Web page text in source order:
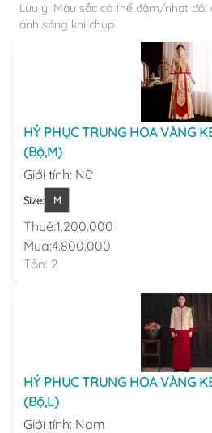
Lưu ý: Màu sắc có thể đậm/nhạt đôi
ánh sáng khi chụp
HỶ PHỤC TRUNG HOA VÀNG
(Bộ,M)
Giới tính: Nữ
Size: M
Thuê:1.200.000
Mua:4.800.000
Tồn: 2
HỶ PHỤC TRUNG HOA VÀNG
(Bộ,L)
Giới tính: Nam